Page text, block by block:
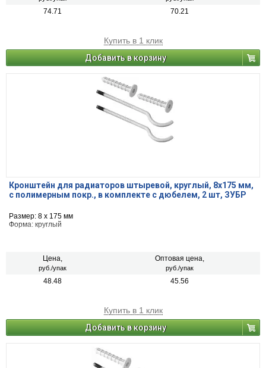
74.71 70.21
Купить в 1 клик
Добавить в корзину
Кронштейн для радиаторов штыревой, круглый, 8х175 мм,
с полимерным покр., в комплекте с дюбелем, 2 шт, ЗУБР
Размер: 8 х 175 мм
Форма: круглый
Цена,
руб./упак
Оптовая цена,
руб./упак
48.48 45.56
Купить в 1 клик
Добавить в корзину